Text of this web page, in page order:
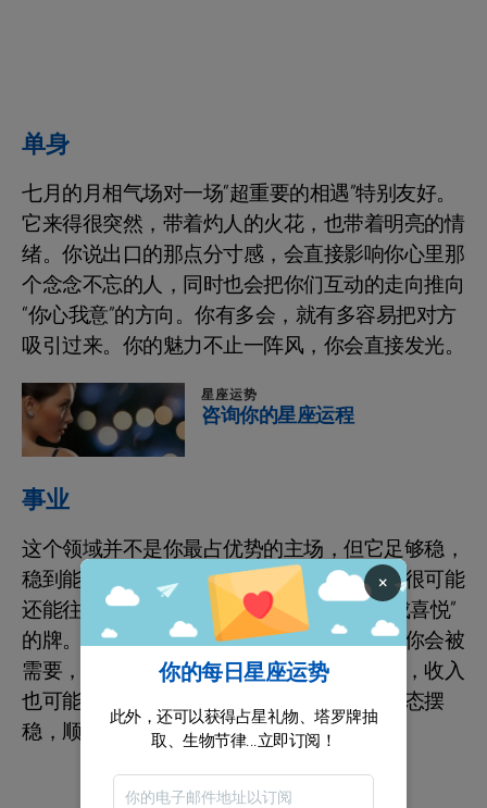
单身
七月的月相气场对一场“超重要的相遇”特别友好。
它来得很突然，带着灼人的火花，也带着明亮的情
绪。你说出口的那点分寸感，会直接影响你心里那
个念念不忘的人，同时也会把你们互动的走向推向
“你心我意”的方向。你有多会，就有多容易把对方
吸引过来。你的魅力不止一阵风，你会直接发光。
星座运势
咨询你的星座运程
事业
这个领域并不是你最占优势的主场，但它足够稳，
稳到能让你越走越顺。从第十一宫开始，你很可能
还能往上爬。因为你会抓到一张“把担子变成喜悦”
的牌。月中又会出现一些合作层面的升级，你会被
需要，你会被推着往前走。项目更容易落地，收入
也可能随之发生更好的变化。别急，先把心态摆
稳，顺着节奏走就对了，保住好状态！
×
你的每日星座运势
此外，还可以获得占星礼物、塔罗牌抽
取、生物节律...立即订阅！